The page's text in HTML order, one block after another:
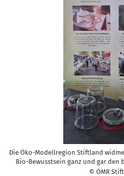
Die Öko-Modellregion Stiftland
Bio-Bewusstsein ganz und gar
© ÖMR